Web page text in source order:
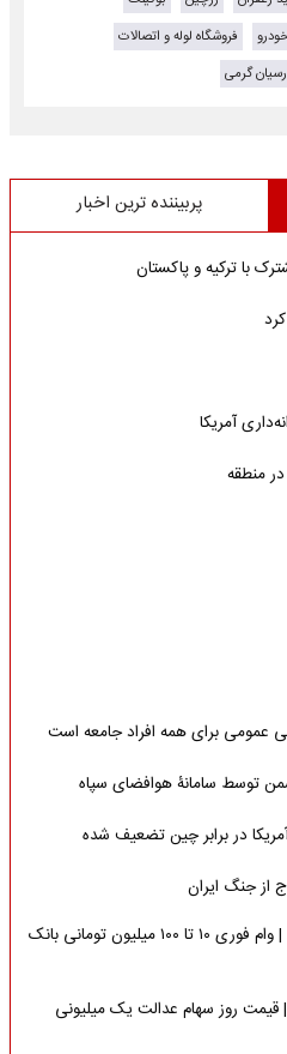
فروشگاه لوله و اتصالات
گرمی
پربیننده ترین اخبار
با ترکیه و پاکستان
آمریکا
منطقه
عمومی برای همه افراد جامعه است
توسط سامانۀ هوافضای سپاه
در برابر چین تضعیف شده
از جنگ ایران
وام برای یارانه بگیران بدون ضامن | وام فوری ۱۰ تا ۱۰۰ میلیون تومانی بانک
روز سهام عدالت یک میلیونی